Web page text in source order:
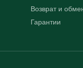
Возврат и
Гарантии